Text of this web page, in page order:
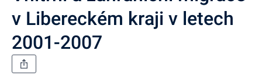
v Libereckém kraji v letech
2001-2007